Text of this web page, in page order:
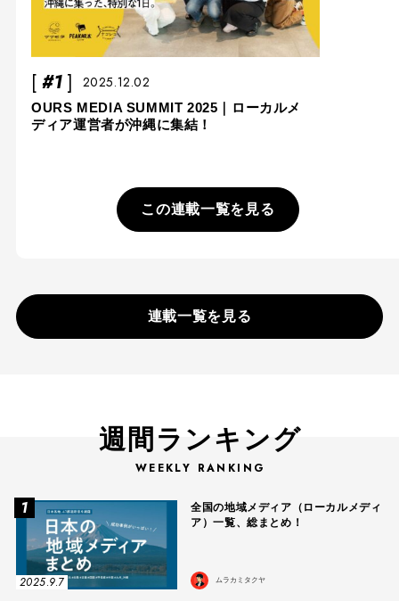
#1 2025.12.02
OURS MEDIA SUMMIT 2025｜ローカルメ
ディア運営者が沖縄に集結！
この連載一覧を見る
連載一覧を見る
週間ランキング
WEEKLY RANKING
1
2025.9.7
全国の地域メディア（ローカルメディ
ア）一覧、総まとめ！
ムラカミタクヤ